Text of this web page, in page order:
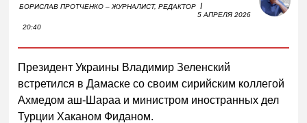
БОРИСЛАВ ПРОТЧЕНКО – ЖУРНАЛИСТ, РЕДАКТОР I
5 АПРЕЛЯ 2026
20:40
Президент Украины Владимир Зеленский
встретился в Дамаске со своим сирийским коллегой
Ахмедом аш-Шараа и министром иностранных дел
Турции Хаканом Фиданом.